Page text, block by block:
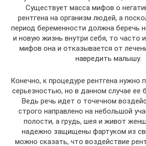
Существует масса мифов о
рентгена на организм людей, а
период беременности должна беречь
и новую жизнь внутри себя, то часто
мифов она и отказывается от
навредить малышу.
Конечно, к процедуре рентгена нужно
серьезностью, но в данном случае ее
Ведь речь идет о точечном
строго направлено на небольшой
полости, а грудь, шея и живот
надежно защищены фартуком из
можно сказать, что воздействие